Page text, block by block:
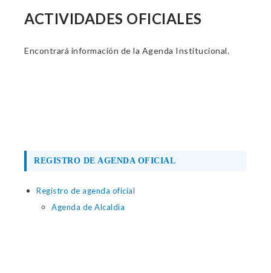
ACTIVIDADES OFICIALES
Encontrará información de la Agenda Institucional.
REGISTRO DE AGENDA OFICIAL
Registro de agenda oficial
Agenda de Alcaldia